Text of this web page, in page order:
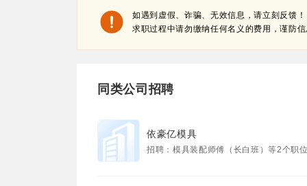
如遇到虚假、诈骗、无效信息，请立刻反馈！
求职过程中请勿缴纳任何名义的费用，谨防
同类公司招聘
依豪亿模具
招聘：模具装配师傅（长白班）等2个职